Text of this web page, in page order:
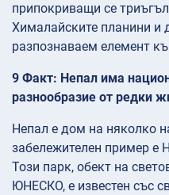
припокриващи се
Хималайските планини и
разпознаваем елемент
9 Факт: Непал има
разнообразие от редки
Непал е дом на няколко
забележителен пример е
Този парк, обект на
ЮНЕСКО, е известен със